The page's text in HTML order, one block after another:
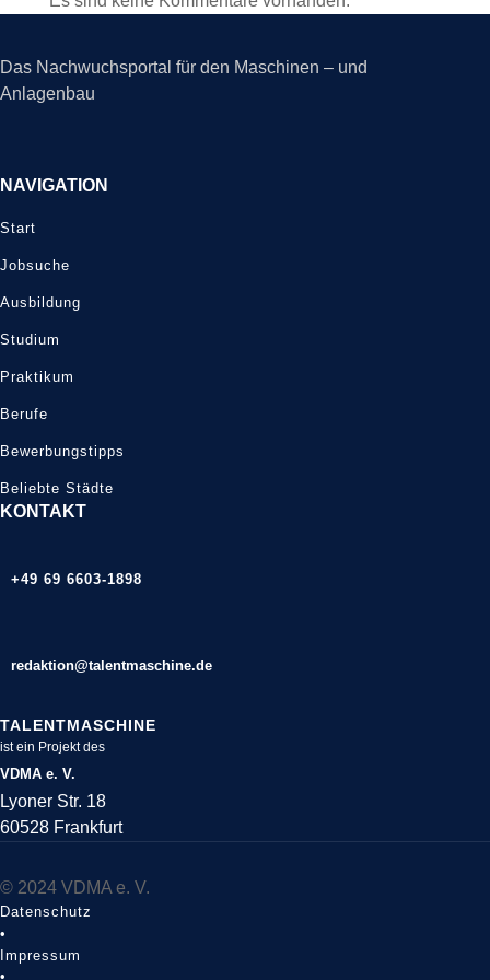
Das Nachwuchsportal für den Maschinen – und
Anlagenbau
NAVIGATION
Start
Jobsuche
Ausbildung
Studium
Praktikum
Berufe
Bewerbungstipps
Beliebte Städte
KONTAKT
+49 69 6603-1898
redaktion@talentmaschine.de
TALENTMASCHINE
ist ein Projekt des
VDMA e. V.
Lyoner Str. 18
60528 Frankfurt
© 2024 VDMA e. V.
Datenschutz
•
Impressum
•